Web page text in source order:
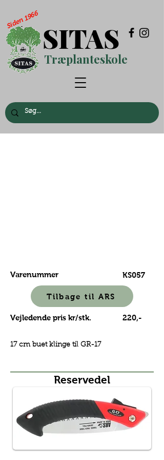
SITAS
Træplanteskole
Siden 1966
Varenummer KS057
Tilbage til ARS
Vejledende pris kr/stk. 220,-
17 cm buet klinge til GR-17
Reservedel